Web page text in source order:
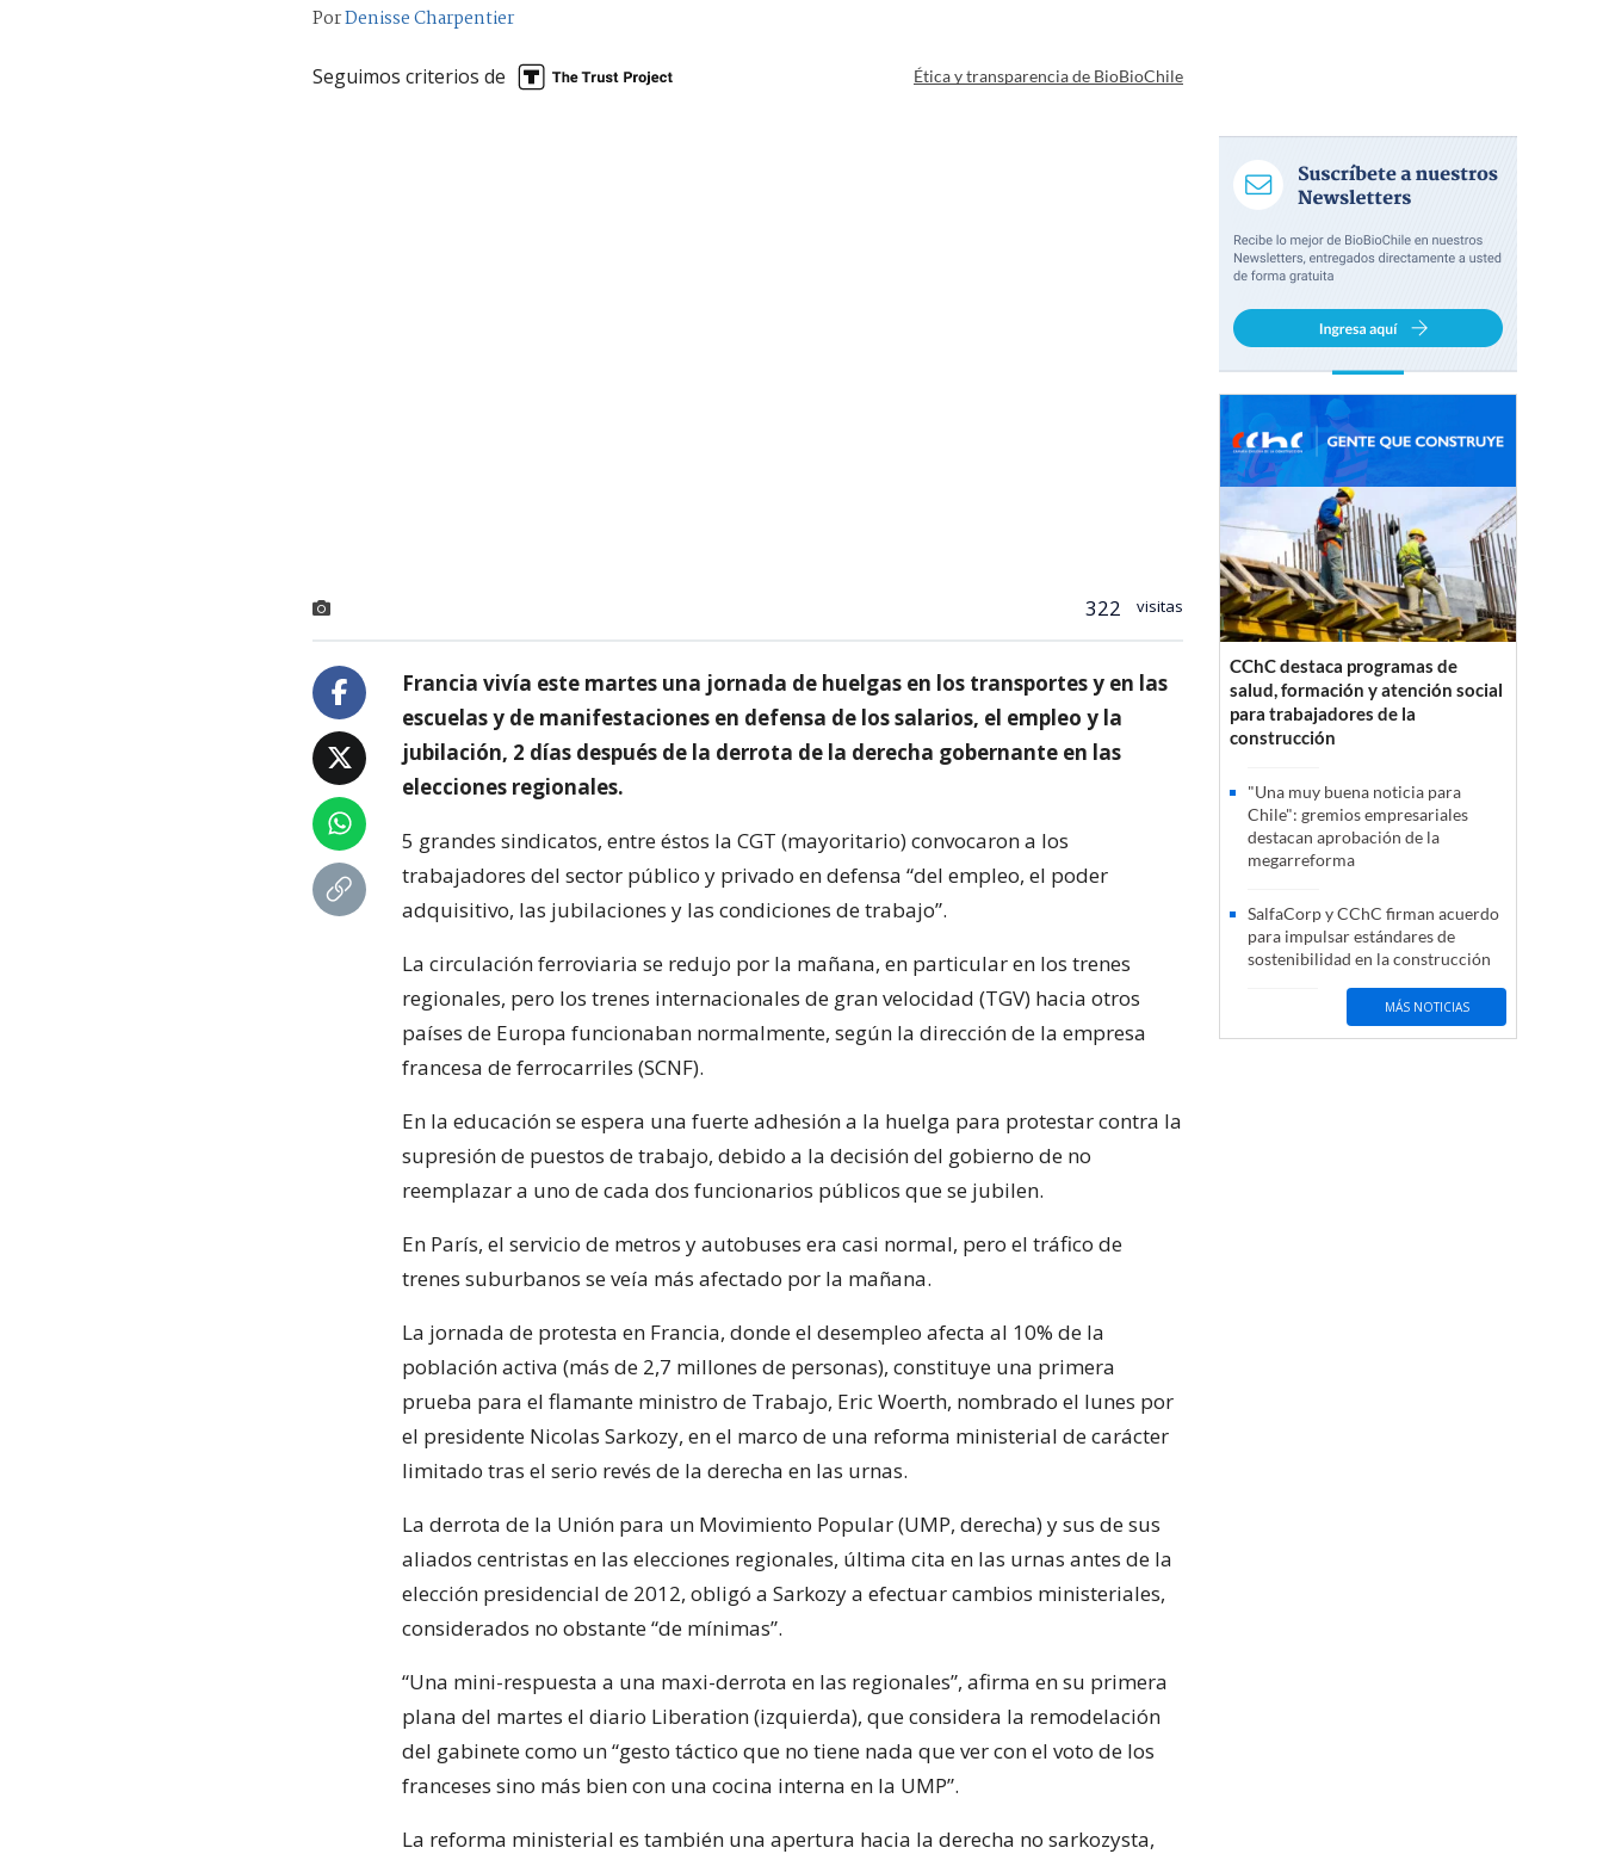
PorDenisse Charpentier
Seguimos criterios de Ética y transparencia de BioBioChile
322 visitas
Francia vivía este martes una jornada de huelgas en los transportes y en las
escuelas y de manifestaciones en defensa de los salarios, el empleo y la
jubilación, 2 días después de la derrota de la derecha gobernante en las
elecciones regionales.
5 grandes sindicatos, entre éstos la CGT (mayoritario) convocaron a los
trabajadores del sector público y privado en defensa “del empleo, el poder
adquisitivo, las jubilaciones y las condiciones de trabajo”.
La circulación ferroviaria se redujo por la mañana, en particular en los trenes
regionales, pero los trenes internacionales de gran velocidad (TGV) hacia otros
países de Europa funcionaban normalmente, según la dirección de la empresa
francesa de ferrocarriles (SCNF).
En la educación se espera una fuerte adhesión a la huelga para protestar contra la
supresión de puestos de trabajo, debido a la decisión del gobierno de no
reemplazar a uno de cada dos funcionarios públicos que se jubilen.
En París, el servicio de metros y autobuses era casi normal, pero el tráfico de
trenes suburbanos se veía más afectado por la mañana.
La jornada de protesta en Francia, donde el desempleo afecta al 10% de la
población activa (más de 2,7 millones de personas), constituye una primera
prueba para el flamante ministro de Trabajo, Eric Woerth, nombrado el lunes por
el presidente Nicolas Sarkozy, en el marco de una reforma ministerial de carácter
limitado tras el serio revés de la derecha en las urnas.
La derrota de la Unión para un Movimiento Popular (UMP, derecha) y sus de sus
aliados centristas en las elecciones regionales, última cita en las urnas antes de la
elección presidencial de 2012, obligó a Sarkozy a efectuar cambios ministeriales,
considerados no obstante “de mínimas”.
“Una mini-respuesta a una maxi-derrota en las regionales”, afirma en su primera
plana del martes el diario Liberation (izquierda), que considera la remodelación
del gabinete como un “gesto táctico que no tiene nada que ver con el voto de los
franceses sino más bien con una cocina interna en la UMP”.
La reforma ministerial es también una apertura hacia la derecha no sarkozysta,
CChC destaca programas de
salud, formación y atención social
para trabajadores de la
construcción
"Una muy buena noticia para
Chile": gremios empresariales
destacan aprobación de la
megarreforma
SalfaCorp y CChC firman acuerdo
para impulsar estándares de
sostenibilidad en la construcción
MÁS NOTICIAS